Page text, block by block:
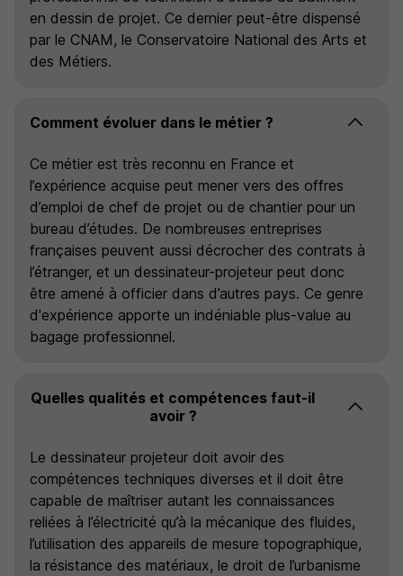
en dessin de projet. Ce dernier peut-être dispensé
par le CNAM, le Conservatoire National des Arts et
des Métiers.
Comment évoluer dans le métier ?
Ce métier est très reconnu en France et
l’expérience acquise peut mener vers des offres
d’emploi de chef de projet ou de chantier pour un
bureau d’études. De nombreuses entreprises
françaises peuvent aussi décrocher des contrats à
l’étranger, et un dessinateur-projeteur peut donc
être amené à officier dans d’autres pays. Ce genre
d'expérience apporte un indéniable plus-value au
bagage professionnel.
Quelles qualités et compétences faut-il
avoir ?
Le dessinateur projeteur doit avoir des
compétences techniques diverses et il doit être
capable de maîtriser autant les connaissances
reliées à l’électricité qu’à la mécanique des fluides,
l’utilisation des appareils de mesure topographique,
la résistance des matériaux, le droit de l’urbanisme